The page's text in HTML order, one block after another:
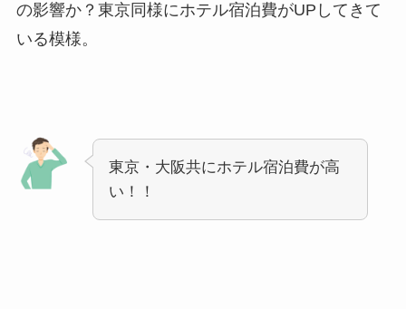
の影響か？東京同様にホテル宿泊費がUPしてきて
いる模様。
東京・大阪共にホテル宿泊費が高
い！！